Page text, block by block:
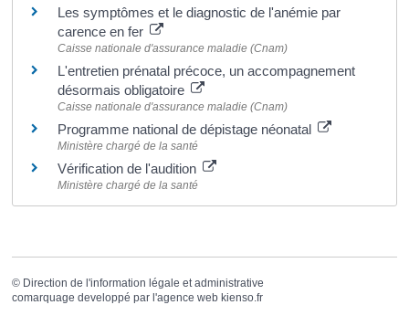
Les symptômes et le diagnostic de l'anémie par
carence en fer
Caisse nationale d'assurance maladie (Cnam)
L'entretien prénatal précoce, un accompagnement
désormais obligatoire
Caisse nationale d'assurance maladie (Cnam)
Programme national de dépistage néonatal
Ministère chargé de la santé
Vérification de l'audition
Ministère chargé de la santé
© Direction de l'information légale et administrative
comarquage developpé par l'agence web kienso.fr